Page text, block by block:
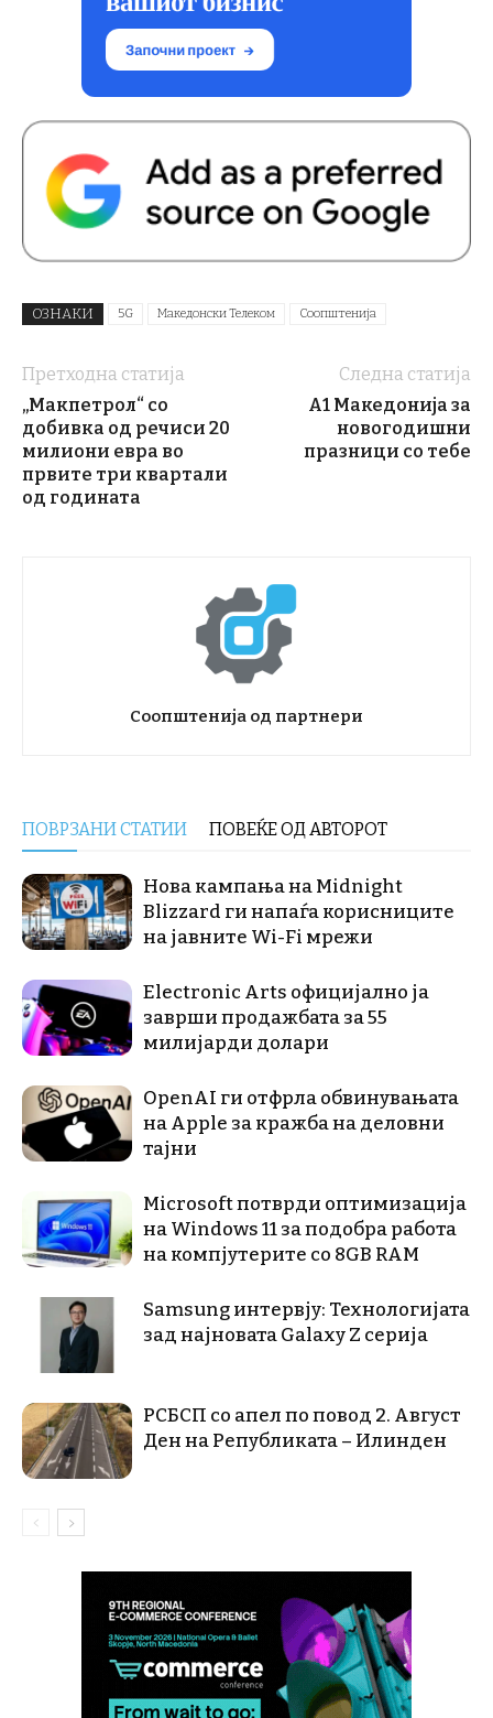
ОЗНАКИ 5G Македонски Телеком Соопштенија
Претходна статија
„Макпетрол“ со
добивка од речиси 20
милиони евра во
првите три квартали
од годината
Следна статија
A1 Македонија за
новогодишни
празници со тебе
Соопштенија од партнери
ПОВРЗАНИ СТАТИИ ПОВЕЌЕ ОД АВТОРОТ
Нова кампања на Midnight
Blizzard ги напаѓа корисниците
на јавните Wi-Fi мрежи
Electronic Arts официјално ја
заврши продажбата за 55
милијарди долари
OpenAI ги отфрла обвинувањата
на Apple за кражба на деловни
тајни
Microsoft потврди оптимизација
на Windows 11 за подобра работа
на компјутерите со 8GB RAM
Samsung интервју: Технологијата
зад најновата Galaxy Z серија
РСБСП со апел по повод 2. Август
Ден на Републиката – Илинден